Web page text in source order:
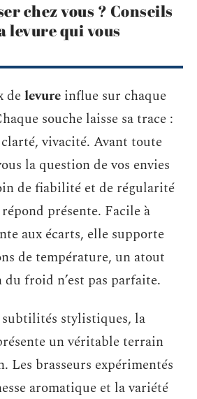
chez vous ? Conseils
levure qui vous
delevure influe sur chaque
souche laisse sa trace :
vivacité. Avant toute
la question de vos envies
de fiabilité et de régularité
répond présente. Facile à
aux écarts, elle supporte
de température, un atout
froid n’est pas parfaite.
stylistiques, la
un véritable terrain
Les brasseurs expérimentés
aromatique et la variété